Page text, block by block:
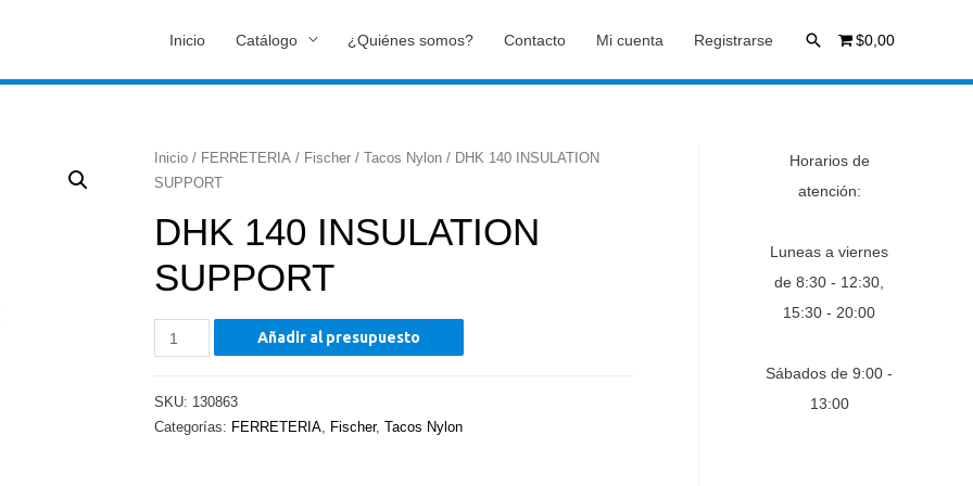
Inicio Catálogo ¿Quiénes somos? Contacto Mi cuenta Registrarse Buscar$0,00
Inicio/ FERRETERIA/ Fischer/ Tacos Nylon/ DHK 140 INSULATION
SUPPORT
DHK 140 INSULATION
SUPPORT
DHK
140
SUPPORT
Añadir al presupuesto
SKU: 130863
Categorías: FERRETERIA, Fischer, Tacos Nylon
Horarios de
atención:
Luneas a viernes
de 8:30 - 12:30,
15:30 - 20:00
Sábados de 9:00 -
13:00